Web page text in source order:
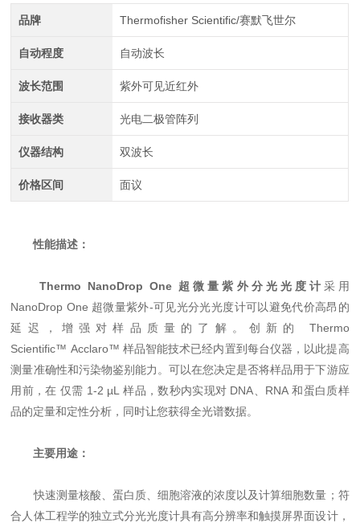
品牌 Thermofisher Scientific/赛默飞世尔
自动程度 自动波长
波长范围 紫外可见近红外
接收器类 光电二极管阵列
仪器结构 双波长
价格区间 面议
性能描述：
Thermo NanoDrop One 超微量紫外分光光度计 采用
NanoDrop One 超微量紫外-可见光分光光度计可以避免代价高昂的
延迟，增强对样品质量的了解。创新的 Thermo
Scientific™ Acclaro™ 样品智能技术已经内置到每台仪器，以此提高
测量准确性和污染物鉴别能力。可以在您决定是否将样品用于下游应
用前，在 仅需 1-2 µL 样品，数秒内实现对 DNA、RNA 和蛋白质样
品的定量和定性分析，同时让您获得全光谱数据。
主要用途：
快速测量核酸、蛋白质、细胞溶液的浓度以及计算细胞数量；符
合人体工程学的独立式分光光度计具有高分辨率和触摸屏界面设计，